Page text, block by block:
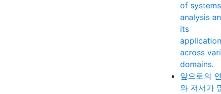
of systems
analysis
its
across
domains.
앞으로의
와 저서가